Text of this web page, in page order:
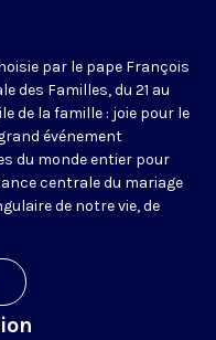
par le pape François
des Familles, du 21 au
de la famille : joie pour le
événement
du monde entier pour
centrale du mariage
de notre vie, de